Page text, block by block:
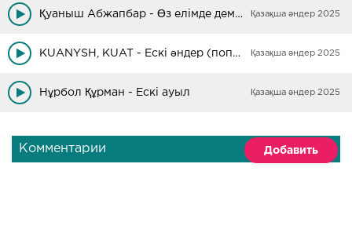
Қуаныш Абжапбар - Өз елімде демалам Қазақша әндер 2025
KUANYSH, KUAT - Ескі әндер (поппури) Қазақша әндер 2025
Нұрбол Құрман - Ескі ауыл Қазақша әндер 2025
Комментарии Добавить